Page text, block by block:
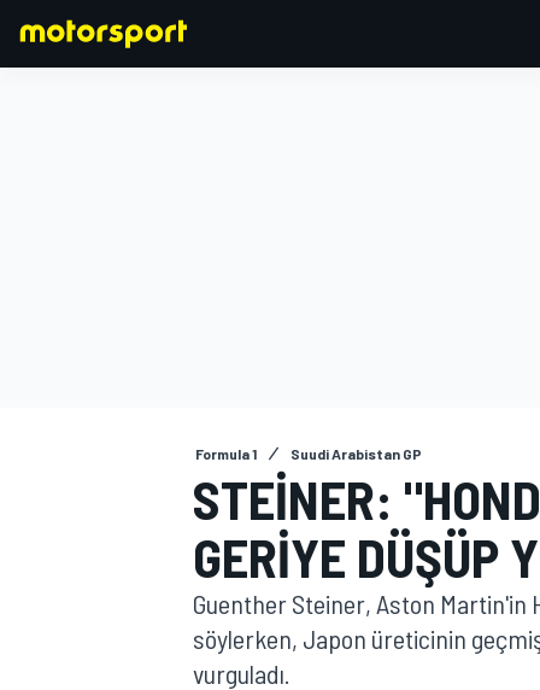
MOTOGP
Formula 1 Suudi Arabistan GP
STEINER:
GERIYE DÜŞÜP
Guenther Steiner, Aston Martin'in
söylerken, Japon üreticinin
vurguladı.